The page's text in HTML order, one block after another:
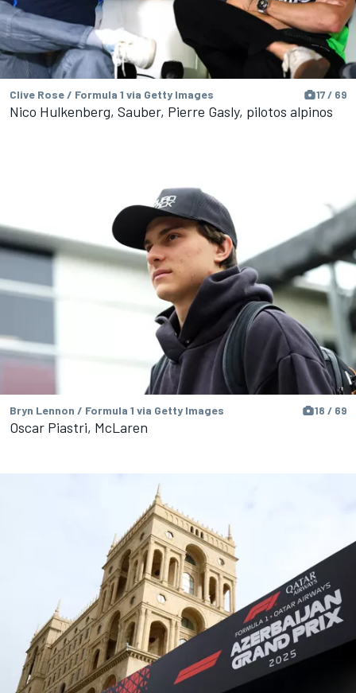
Clive Rose / Formula 1 via Getty Images 17 / 69
Nico Hulkenberg, Sauber, Pierre Gasly, pilotos alpinos
Bryn Lennon / Formula 1 via Getty Images 18 / 69
Oscar Piastri, McLaren